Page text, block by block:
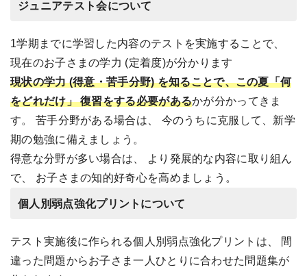
ジュニアテスト会について
1学期までに学習した内容のテストを実施することで、
現在のお子さまの学力 (定着度)が分かります
現状の学力 (得意・苦手分野) を知ることで、この夏「何
をどれだけ」 復習をする必要があるかが分かってきま
す。 苦手分野がある場合は、 今のうちに克服して、新学
期の勉強に備えましょう。
得意な分野が多い場合は、 より発展的な内容に取り組ん
で、 お子さまの知的好奇心を高めましょう。
個人別弱点強化プリントについて
テスト実施後に作られる個人別弱点強化プリントは、 間
違った問題からお子さま一人ひとりに合わせた問題集が